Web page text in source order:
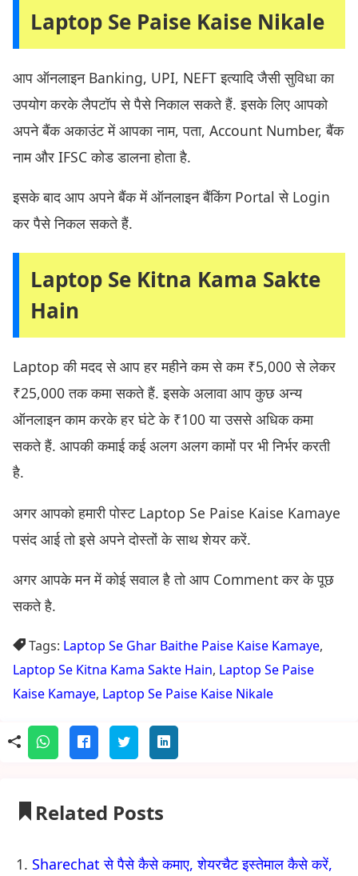
Laptop Se Paise Kaise Nikale
आप ऑनलाइन Banking, UPI, NEFT इत्यादि जैसी सुविधा का
उपयोग करके लैपटॉप से पैसे निकाल सकते हैं. इसके लिए आपको
अपने बैंक अकाउंट में आपका नाम, पता, Account Number, बैंक
नाम और IFSC कोड डालना होता है.
इसके बाद आप अपने बैंक में ऑनलाइन बैंकिंग Portal से Login
कर पैसे निकल सकते हैं.
Laptop Se Kitna Kama Sakte
Hain
Laptop की मदद से आप हर महीने कम से कम ₹5,000 से लेकर
₹25,000 तक कमा सकते हैं. इसके अलावा आप कुछ अन्य
ऑनलाइन काम करके हर घंटे के ₹100 या उससे अधिक कमा
सकते हैं. आपकी कमाई कई अलग अलग कामों पर भी निर्भर करती
है.
अगर आपको हमारी पोस्ट Laptop Se Paise Kaise Kamaye
पसंद आई तो इसे अपने दोस्तों के साथ शेयर करें.
अगर आपके मन में कोई सवाल है तो आप Comment कर के पूछ
सकते है.
Tags: Laptop Se Ghar Baithe Paise Kaise Kamaye,
Laptop Se Kitna Kama Sakte Hain, Laptop Se Paise
Kaise Kamaye, Laptop Se Paise Kaise Nikale
Related Posts
Sharechat से पैसे कैसे कमाए, शेयरचैट इस्तेमाल कैसे करें,